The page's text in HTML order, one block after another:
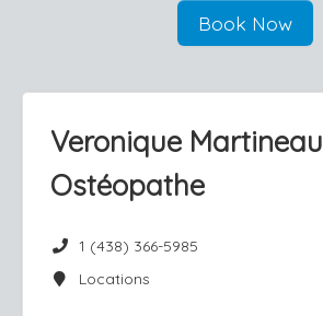
Book Now
Veronique Martineau
Ostéopathe
1 (438) 366-5985
Locations